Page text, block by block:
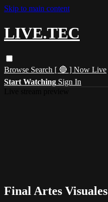
Skip to main content
LIVE.TEC
Browse Search [ 🔴 ] Now Live
Start Watching Sign In
Final Artes Visuales